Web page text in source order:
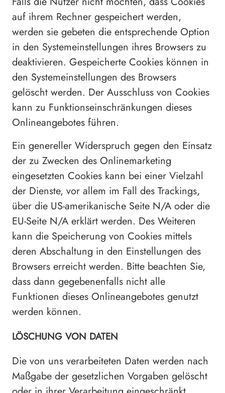
auf ihrem Rechner gespeichert werden,
werden sie gebeten die entsprechende Option
in den Systemeinstellungen ihres Browsers zu
deaktivieren. Gespeicherte Cookies können in
den Systemeinstellungen des Browsers
gelöscht werden. Der Ausschluss von Cookies
kann zu Funktionseinschränkungen dieses
Onlineangebotes führen.
Ein genereller Widerspruch gegen den Einsatz
der zu Zwecken des Onlinemarketing
eingesetzten Cookies kann bei einer Vielzahl
der Dienste, vor allem im Fall des Trackings,
über die US-amerikanische Seite N/A oder die
EU-Seite N/A erklärt werden. Des Weiteren
kann die Speicherung von Cookies mittels
deren Abschaltung in den Einstellungen des
Browsers erreicht werden. Bitte beachten Sie,
dass dann gegebenenfalls nicht alle
Funktionen dieses Onlineangebotes genutzt
werden können.
LÖSCHUNG VON DATEN
Die von uns verarbeiteten Daten werden nach
Maßgabe der gesetzlichen Vorgaben gelöscht